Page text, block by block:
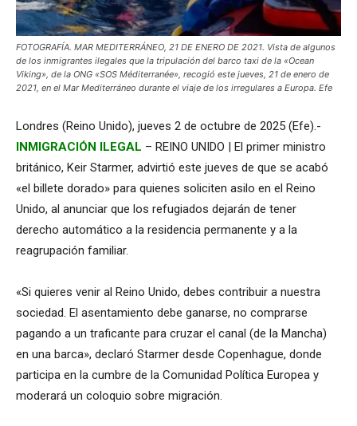
FOTOGRAFÍA. MAR MEDITERRÁNEO, 21 DE ENERO DE 2021. Vista de algunos
de los inmigrantes ilegales que la tripulación del barco taxi de la «Ocean
Viking», de la ONG «SOS Méditerranée», recogió este jueves, 21 de enero de
2021, en el Mar Mediterráneo durante el viaje de los irregulares a Europa. Efe
Londres (Reino Unido), jueves 2 de octubre de 2025 (Efe).-
INMIGRACIÓN ILEGAL – REINO UNIDO | El primer ministro
británico, Keir Starmer, advirtió este jueves de que se acabó
«el billete dorado» para quienes soliciten asilo en el Reino
Unido, al anunciar que los refugiados dejarán de tener
derecho automático a la residencia permanente y a la
reagrupación familiar.
«Si quieres venir al Reino Unido, debes contribuir a nuestra
sociedad. El asentamiento debe ganarse, no comprarse
pagando a un traficante para cruzar el canal (de la Mancha)
en una barca», declaró Starmer desde Copenhague, donde
participa en la cumbre de la Comunidad Política Europea y
moderará un coloquio sobre migración.